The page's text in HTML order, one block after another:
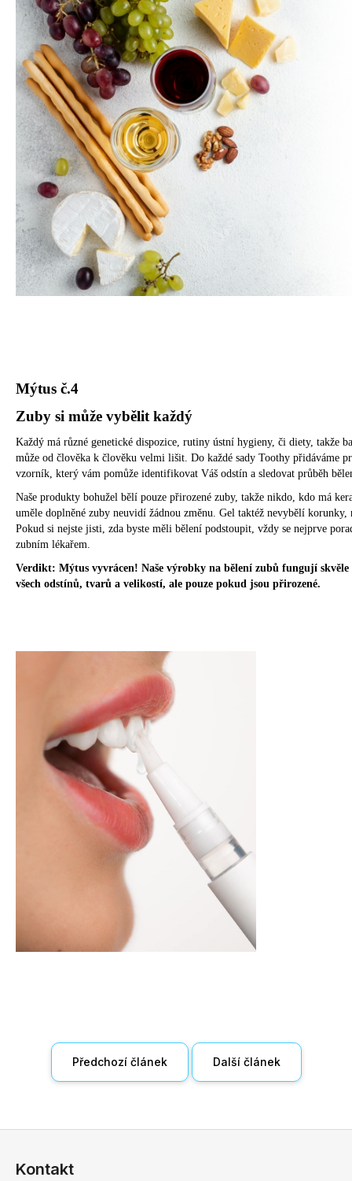
Mýtus č.4
Zuby si může vybělit každý
Každý má různé genetické dispozice, rutiny ústní hygieny, či diety, takže
může od člověka k člověku velmi lišit. Do každé sady Toothy přidáváme
vzorník, který vám pomůže identifikovat Váš odstín a sledovat průběh
Naše produkty bohužel bělí pouze přirozené zuby, takže nikdo, kdo má
uměle doplněné zuby neuvidí žádnou změnu. Gel taktéž nevybělí korunky,
Pokud si nejste jisti, zda byste měli bělení podstoupit, vždy se nejprve
zubním lékařem.
Verdikt: Mýtus vyvrácen! Naše výrobky na bělení zubů fungují skvěle
všech odstínů, tvarů a velikostí, ale pouze pokud jsou přirozené.
Předchozí článek Další článek
Kontakt